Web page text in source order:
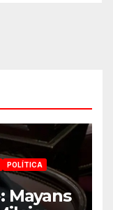
POLÍTICA
Mayans